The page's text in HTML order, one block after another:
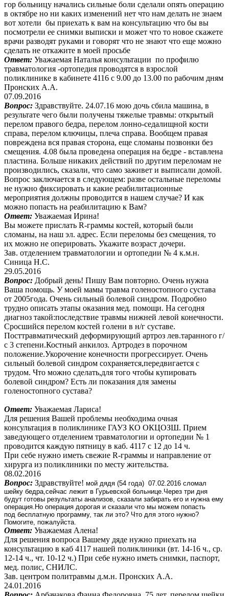
гор больницу начались сильные боли сделали опять операцию
в октябре но ни каких изменений нет что нам делать не знаем
вот хотели бы приехать к вам на консультацию что бы вы
посмотрели ее снимки выписки и может что то новое скажете
врачи разводят руками и говорят что не знают что еще можно
сделать не откажите в моей просьбе
Ответ: Уважаемая Наталья консультации по профилю
травматология -ортопедия проводятся в взрослой
поликлинике в кабинете 4116 с 9.00 до 13.00 по рабочим дням
Пронских А.А.
07.09.2016
Вопрос: Здравствуйте. 24.07.16 мою дочь сбила машина, в
результате чего были получены тяжелые травмы: открытый
перелом правого бедра, перелом лонно-седалищной кости
справа, перелом ключицы, плеча справа. Вообщем правая
повреждена вся правая сторона, еще сломаны позвонки без
смещения. 4.08 была проведена операция на бедре - вставлена
пластина. Больше никаких действий по другим переломам не
производились, сказали, что само заживет и выписали домой.
Вопрос заключается в следующем: разве остальные переломы
не нужно фиксировать и какие реабилитационные
мероприятия должны проводится в нашем случае? И как
можно попасть на реабилитацию к Вам?
Ответ: Уважаемая Ирина!
Вы можете прислать R-граммы костей, который были
сломаны, на наш эл. адрес. Если переломы без смещения, то
их можно не оперировать. Укажите возраст дочери.
Зав. отделением травматологии и ортопедии № 4 к.м.н.
Синица Н.С.
29.05.2016
Вопрос: Добрый день! Пишу Вам повторно. Очень нужна
Ваша помощь. У моей мамы травма голеностопного сустава
от 2005года. Очень сильный болевой синдром. Подробно
трудно описать этапы оказания мед. помощи. На сегодня
диагноз такой:последствие травмы нижней левой конечности.
Сросшийся перелом костей голени в н/г суставе.
Посттравматический деформирующий артроз лев.таранного г/
с 3 степени.Костный анкилоз. Артродез в порочном
положение.Укорочение конечности прогрессирует. Очень
сильный болевой синдром сохраняется,передвигается с
трудом. Что можно сделать,для того чтобы купировать
болевой синдром? Есть ли показания для замены
голеностопного сустава?
Ответ: Уважаемая Лариса!
Для решения Вашей проблемы необходима очная
консультация в поликлинике ГАУЗ КО ОКЦОЗШ. Прием
заведующего отделением травматологии и ортопедии № 1
проводится каждую пятницу в каб. 4117 с 12 до 14 ч.
При себе нужно иметь свежие R-граммы и направление от
хирурга из поликлиники по месту жительства.
08.02.2016
Вопрос: Здравствуйте! мой дядя (54 года) 07.02.2016 сломал
шейку бедра,сейчас лежит в Гурьевской больнице.Через три дня
будут готовы результаты анализов, сказали забирать его и нужна ему
операция.Но операция дорогая и сказали что мы можем попасть
под бесплатную программу, так ли это? Что для этого нужно?
Помогите, пожалуйста.
Ответ: Уважаемая Алена!
Для решения вопроса Вашему дяде нужно приехать на
консультацию в каб 4117 нашей поликлиники (вт. 14-16 ч., ср.
12-14 ч., чт. 10-12 ч.) При себе нужно иметь снимки, паспорт,
мед. полис, СНИЛС.
Зав. центром политравмы д.м.н. Пронских А.А.
24.01.2016